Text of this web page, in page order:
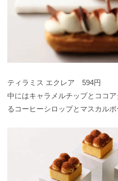
ティラミス エクレア 594円
中にはキャラメルチップとココ
るコーヒーシロップとマスカルポ